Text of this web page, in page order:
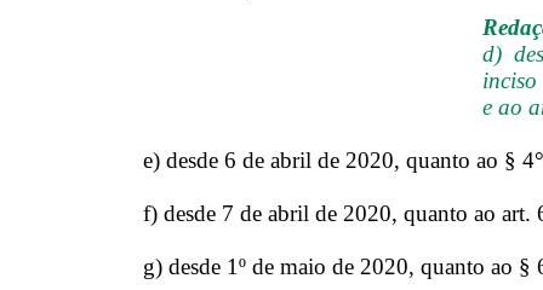
d)
e ao
e) desde 6 de abril de 2020, quanto ao §
f) desde 7 de abril de 2020, quanto ao
g) desde 1º de maio de 2020, quanto ao §